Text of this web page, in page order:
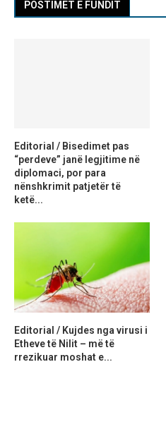
POSTIMET E FUNDIT
Editorial / Bisedimet pas
“perdeve” janë legjitime në
diplomaci, por para
nënshkrimit patjetër të
ketë...
Editorial / Kujdes nga virusi i
Etheve të Nilit – më të
rrezikuar moshat e...